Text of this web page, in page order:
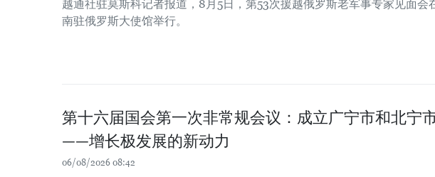
越通社驻莫斯科记者报道，8月5日，第53次援越俄罗斯老军事专家见面会
南驻俄罗斯大使馆举行。
第十六届国会第一次非常规会议：成立广宁市和北宁
——增长极发展的新动力
06/08/2026 08:42